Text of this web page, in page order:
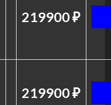
219900 ₽
219900 ₽